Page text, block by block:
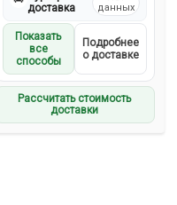
доставка
данных
Показать
все
способы
Подробнее
о доставке
Рассчитать стоимость
доставки